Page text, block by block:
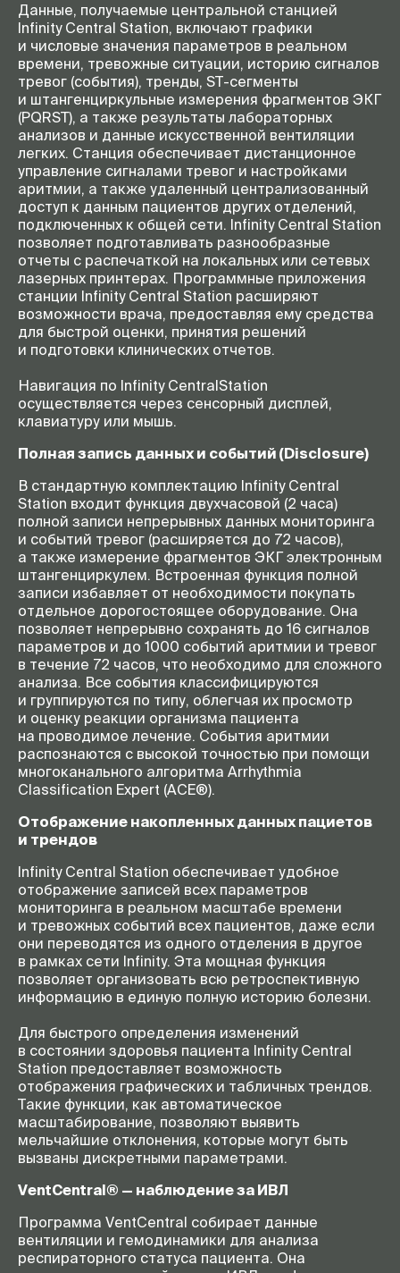
Данные, получаемые центральной станцией
Infinity Central Station, включают графики
и числовые значения параметров в реальном
времени, тревожные ситуации, историю сигналов
тревог (события), тренды, ST-сегменты
и штангенциркульные измерения фрагментов ЭКГ
(PQRST), а также результаты лабораторных
анализов и данные искусственной вентиляции
легких. Станция обеспечивает дистанционное
управление сигналами тревог и настройками
аритмии, а также удаленный централизованный
доступ к данным пациентов других отделений,
подключенных к общей сети. Infinity Central Station
позволяет подготавливать разнообразные
отчеты с распечаткой на локальных или сетевых
лазерных принтерах. Программные приложения
станции Infinity Central Station расширяют
возможности врача, предоставляя ему средства
для быстрой оценки, принятия решений
и подготовки клинических отчетов.
Навигация по Infinity CentralStation
осуществляется через сенсорный дисплей,
клавиатуру или мышь.
Полная запись данных и событий (Disclosure)
В стандартную комплектацию Infinity Central
Station входит функция двухчасовой (2 часа)
полной записи непрерывных данных мониторинга
и событий тревог (расширяется до 72 часов),
а также измерение фрагментов ЭКГ электронным
штангенциркулем. Встроенная функция полной
записи избавляет от необходимости покупать
отдельное дорогостоящее оборудование. Она
позволяет непрерывно сохранять до 16 сигналов
параметров и до 1000 событий аритмии и тревог
в течение 72 часов, что необходимо для сложного
анализа. Все события классифицируются
и группируются по типу, облегчая их просмотр
и оценку реакции организма пациента
на проводимое лечение. События аритмии
распознаются с высокой точностью при помощи
многоканального алгоритма Arrhythmia
Classification Expert (ACE®).
Отображение накопленных данных пациетов
и трендов
Infinity Central Station обеспечивает удобное
отображение записей всех параметров
мониторинга в реальном масштабе времени
и тревожных событий всех пациентов, даже если
они переводятся из одного отделения в другое
в рамках сети Infinity. Эта мощная функция
позволяет организовать всю ретроспективную
информацию в единую полную историю болезни.
Для быстрого определения изменений
в состоянии здоровья пациента Infinity Central
Station предоставляет возможность
отображения графических и табличных трендов.
Такие функции, как автоматическое
масштабирование, позволяют выявить
мельчайшие отклонения, которые могут быть
вызваны дискретными параметрами.
VentCentral® — наблюдение за ИВЛ
Программа VentCentral собирает данные
вентиляции и гемодинамики для анализа
респираторного статуса пациента. Она